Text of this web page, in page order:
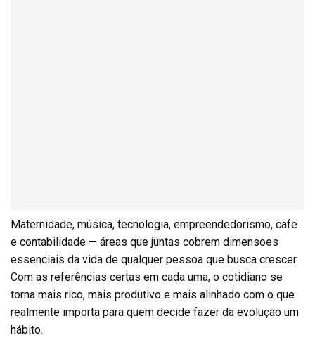
Maternidade, música, tecnologia, empreendedorismo, cafe
e contabilidade — áreas que juntas cobrem dimensoes
essenciais da vida de qualquer pessoa que busca crescer.
Com as referências certas em cada uma, o cotidiano se
torna mais rico, mais produtivo e mais alinhado com o que
realmente importa para quem decide fazer da evolução um
hábito.